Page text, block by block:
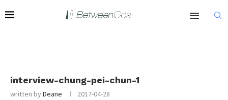
interview-chung-pei-chun-1
written byDeane 2017-04-28